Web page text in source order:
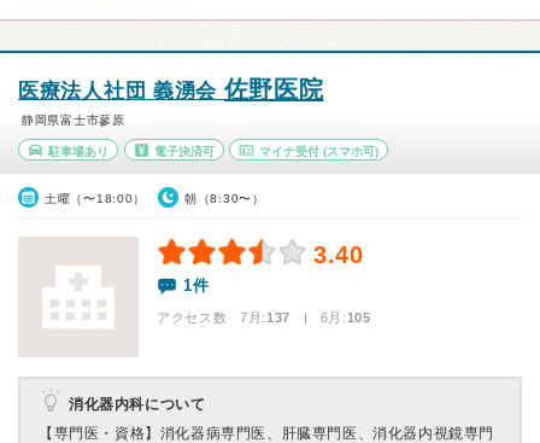
医療法人社団 義湧会佐野医院
静岡県富士市蓼原
駐車場あり 電子決済可 マイナ受付 (スマホ可)
土曜（〜18:00） 朝（8:30〜）
3.40
1件
アクセス数 7月:137 | 6月:105
消化器内科について
【専門医・資格】 消化器病専門医、肝臓専門医、消化器内視鏡専門